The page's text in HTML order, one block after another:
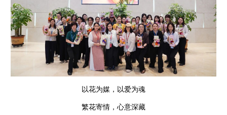
以花为媒，以爱为魂
繁花寄情，心意深藏